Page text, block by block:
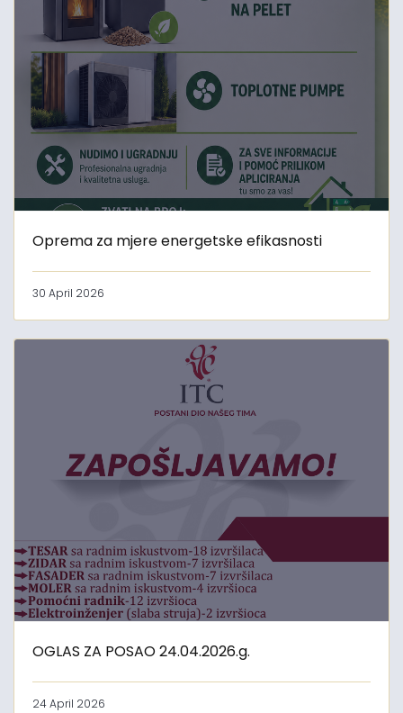
Oprema za mjere energetske efikasnosti
30 April 2026
OGLAS ZA POSAO 24.04.2026.g.
24 April 2026